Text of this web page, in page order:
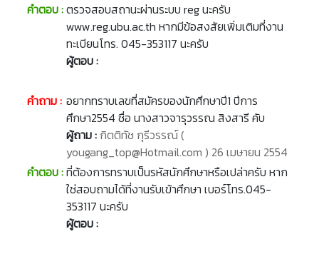
คำตอบ :ตรวจสอบสถานะผ่านระบบ reg นะครับ
www.reg.ubu.ac.th หากมีข้อสงสัยเพิ่มเติมที่งาน
ทะเบียนโทร. 045-353117 นะครับ
ผู้ตอบ :
คำถาม : อยากทราบเลขที่สมัครของนักศึกษาปี1 ปีการ
ศึกษา2554 ชื่อ นางสาวจารุวรรณ สิงสารี คับ
ผู้ถาม : กิตติทัช กุรีวรรณ์ (
yougang_top@Hotmail.com ) 26 เมษายน 2554
คำตอบ :ที่ต้องการทราบเป็นรหัสนักศึกษาหรือเปล่าครับ หาก
ใช่สอบถามได้ที่งานรับเข้าศึกษา เบอร์โทร.045-
353117 นะครับ
ผู้ตอบ :